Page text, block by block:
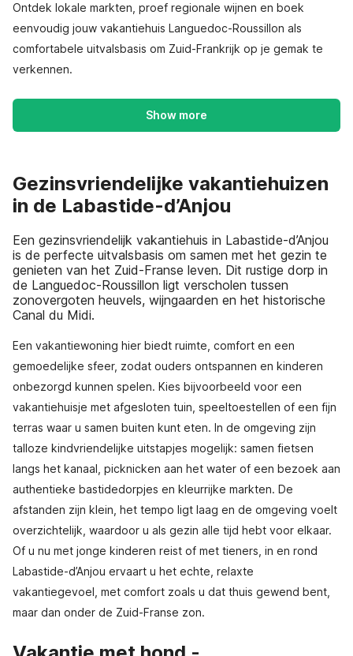
Ontdek lokale markten, proef regionale wijnen en boek
eenvoudig jouw vakantiehuis Languedoc-Roussillon als
comfortabele uitvalsbasis om Zuid-Frankrijk op je gemak te
verkennen.
Show more
Gezinsvriendelijke vakantiehuizen
in de Labastide-d’Anjou
Een gezinsvriendelijk vakantiehuis in Labastide-d’Anjou
is de perfecte uitvalsbasis om samen met het gezin te
genieten van het Zuid-Franse leven. Dit rustige dorp in
de Languedoc-Roussillon ligt verscholen tussen
zonovergoten heuvels, wijngaarden en het historische
Canal du Midi.
Een vakantiewoning hier biedt ruimte, comfort en een
gemoedelijke sfeer, zodat ouders ontspannen en kinderen
onbezorgd kunnen spelen. Kies bijvoorbeeld voor een
vakantiehuisje met afgesloten tuin, speeltoestellen of een fijn
terras waar u samen buiten kunt eten. In de omgeving zijn
talloze kindvriendelijke uitstapjes mogelijk: samen fietsen
langs het kanaal, picknicken aan het water of een bezoek aan
authentieke bastidedorpjes en kleurrijke markten. De
afstanden zijn klein, het tempo ligt laag en de omgeving voelt
overzichtelijk, waardoor u als gezin alle tijd hebt voor elkaar.
Of u nu met jonge kinderen reist of met tieners, in en rond
Labastide-d’Anjou ervaart u het echte, relaxte
vakantiegevoel, met comfort zoals u dat thuis gewend bent,
maar dan onder de Zuid-Franse zon.